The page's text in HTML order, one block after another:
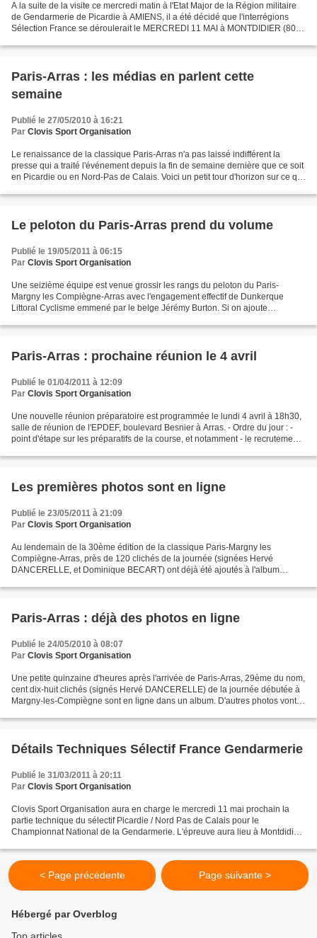
A la suite de la visite ce mercredi matin à l'Etat Major de la Région militaire
de Gendarmerie de Picardie à AMIENS, il a été décidé que l'interrégions
Sélection France se déroulerait le MERCREDI 11 MAI à MONTDIDIER (80),
Paris-Arras : les médias en parlent cette
semaine
Publié le 27/05/2010 à 16:21
Par Clovis Sport Organisation
Le renaissance de la classique Paris-Arras n'a pas laissé indifférent la
presse qui a traité l'événement depuis la fin de semaine dernière que ce soit
en Picardie ou en Nord-Pas de Calais. Voici un petit tour d'horizon sur ce qui
Le peloton du Paris-Arras prend du volume
Publié le 19/05/2011 à 06:15
Par Clovis Sport Organisation
Une seizième équipe est venue grossir les rangs du peloton du Paris-
Margny les Compiègne-Arras avec l'engagement effectif de Dunkerque
Littoral Cyclisme emmené par le belge Jérémy Burton. Si on ajoute
Paris-Arras : prochaine réunion le 4 avril
Publié le 01/04/2011 à 12:09
Par Clovis Sport Organisation
Une nouvelle réunion préparatoire est programmée le lundi 4 avril à 18h30,
salle de réunion de l'EPDEF, boulevard Besnier à Arras. - Ordre du jour : -
point d'étape sur les préparatifs de la course, et notamment - le recrutement
Les premières photos sont en ligne
Publié le 23/05/2011 à 21:09
Par Clovis Sport Organisation
Au lendemain de la 30ème édition de la classique Paris-Margny les
Compiègne-Arras, près de 120 clichés de la journée (signées Hervé
DANCERELLE, et Dominique BECART) ont déjà été ajoutés à l'album
Paris-Arras : déjà des photos en ligne
Publié le 24/05/2010 à 08:07
Par Clovis Sport Organisation
Une petite quinzaine d'heures après l'arrivée de Paris-Arras, 29ème du nom,
cent dix-huit clichés (signés Hervé DANCERELLE) de la journée débutée à
Margny-les-Compiègne sont en ligne dans un album. D'autres photos vont
Détails Techniques Sélectif France Gendarmerie
Publié le 31/03/2011 à 20:11
Par Clovis Sport Organisation
Clovis Sport Organisation aura en charge le mercredi 11 mai prochain la
partie technique du sélectif Picardie / Nord Pas de Calais pour le
Championnat National de la Gendarmerie. L'épreuve aura lieu à Montdidier
< Page précédente Page suivante >
Hébergé par Overblog